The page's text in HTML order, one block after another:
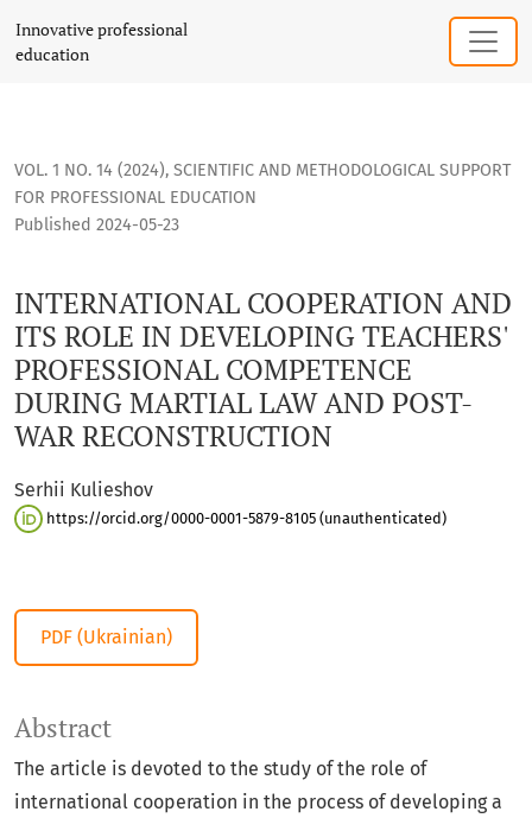
INTERNATIONAL COOPERATION AND ITS ROLE IN
Innovative professional
education
VOL. 1 NO. 14 (2024), SCIENTIFIC AND METHODOLOGICAL SUPPORT
FOR PROFESSIONAL EDUCATION
INTERNATIONAL COOPERATION AND
ITS ROLE IN DEVELOPING TEACHERS'
PROFESSIONAL COMPETENCE
DURING MARTIAL LAW AND POST-
WAR RECONSTRUCTION
Published 2024-05-23
Serhii Kulieshov
https://orcid.org/0000-0001-5879-8105 (unauthenticated)
PDF (Ukrainian)
Abstract
The article is devoted to the study of the role of
international cooperation in the process of developing a